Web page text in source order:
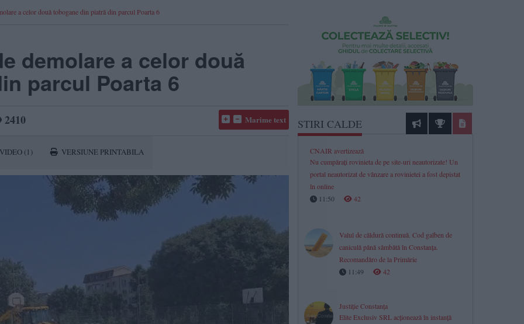
a celor două tobogane din piatră din parcul Poarta 6
demolare a celor două
parcul Poarta 6
2410 Marime text
VIDEO (1) VERSIUNE PRINTABILA
STIRI CALDE
CNAIR avertizează
Nu cumpărați rovinieta de pe site-uri neautorizate! Un
portal neautorizat de vânzare a rovinietei a fost depistat
în online
11:50
42
Valul de căldură continuă. Cod galben de
caniculă până sâmbătă în Constanța.
Recomandăro de la Primărie
11:49
42
Justiție Constanța
Elite Exclusiv SRL acționează în instanță